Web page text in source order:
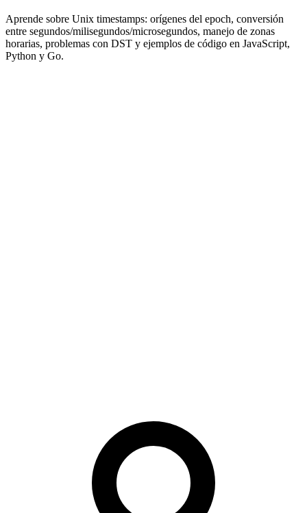
Aprende sobre Unix timestamps: orígenes del epoch, conversión
entre segundos/milisegundos/microsegundos, manejo de zonas
horarias, problemas con DST y ejemplos de código en JavaScript,
Python y Go.